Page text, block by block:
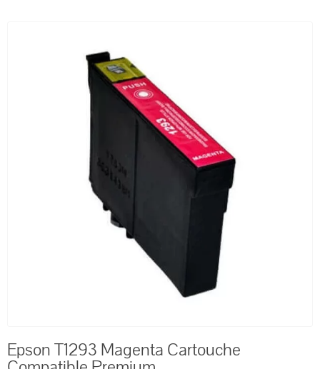
Epson T1293 Magenta Cartouche